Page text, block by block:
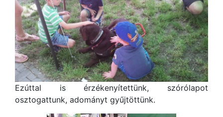
Ezúttal is érzékenyítettünk, szórólapot
osztogattunk, adományt gyűjtöttünk.